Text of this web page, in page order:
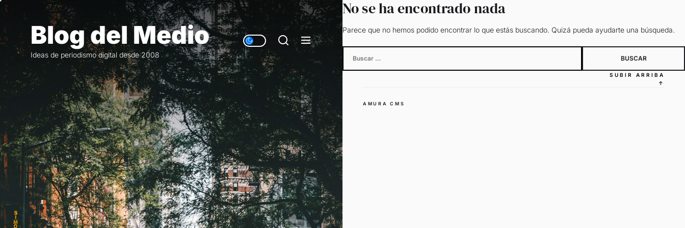
Saltar
contenidoBlog del Medio
Ideas de periodismo digital desde 2008
No se ha encontrado nada
Parece que no hemos podido encontrar lo que estás buscando. Quizá pueda ayudarte una búsqueda.
SUBIR ARRIBA
↑
AMURA CMS